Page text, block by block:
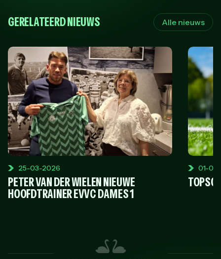
GERELATEERD NIEUWS Alle nieuws
PETER VAN DER WIELEN NIEUWE
HOOFDTRAINER EVVC DAMES 1
25-03-2026 01-